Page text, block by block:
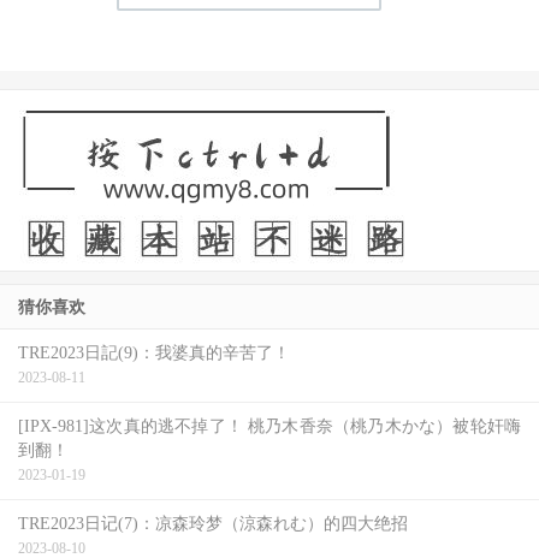
猜你喜欢
TRE2023日記(9)：我婆真的辛苦了！
2023-08-11
[IPX-981]这次真的逃不掉了！ 桃乃木香奈（桃乃木かな）被轮奸嗨
到翻！
2023-01-19
TRE2023日记(7)：凉森玲梦（涼森れむ）的四大绝招
2023-08-10